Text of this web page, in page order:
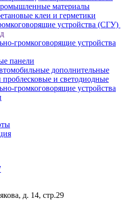
материалы
клеи и герметики
устройства (СГУ)
громкоговорящие устройства
панели
дополнительные
и светодиодные
громкоговорящие устройства
д. 14, стр.29